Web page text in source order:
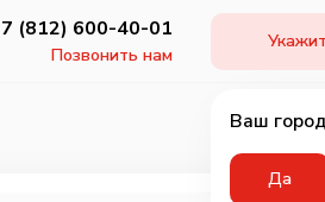
(812) 600-40-01
Позвонить нам
Ваш
Да